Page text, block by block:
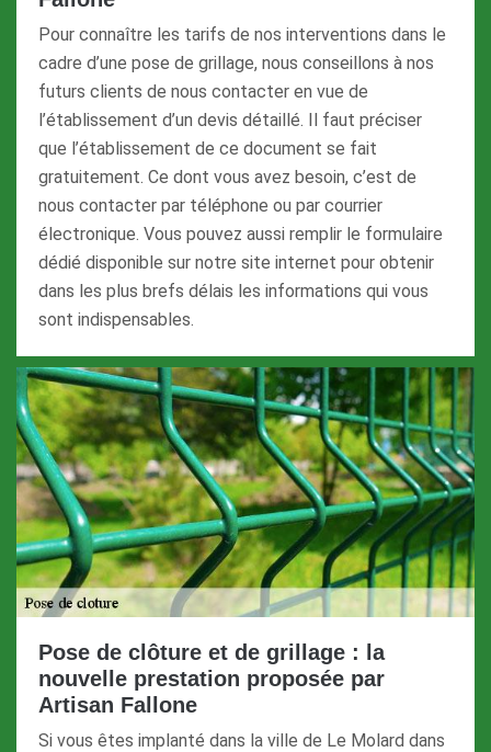
Pour connaître les tarifs de nos interventions dans le
cadre d’une pose de grillage, nous conseillons à nos
futurs clients de nous contacter en vue de
l’établissement d’un devis détaillé. Il faut préciser
que l’établissement de ce document se fait
gratuitement. Ce dont vous avez besoin, c’est de
nous contacter par téléphone ou par courrier
électronique. Vous pouvez aussi remplir le formulaire
dédié disponible sur notre site internet pour obtenir
dans les plus brefs délais les informations qui vous
sont indispensables.
Pose de clôture et de grillage : la
nouvelle prestation proposée par
Artisan Fallone
Si vous êtes implanté dans la ville de Le Molard dans